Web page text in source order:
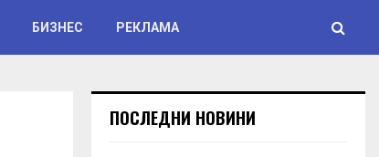
БИЗНЕС РЕКЛАМА
ПОСЛЕДНИ НОВИНИ